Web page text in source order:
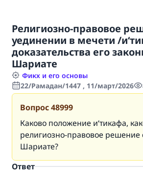
Религиозно-правовое
уединении в мечети /
доказательства его
Шариате
Фикх и его основы
22/Рамадан/1447 , 11/март/2026
Вопрос48999
Каково положение и‘тикафа,
религиозно-правовое решение
Шариате?
Ответ